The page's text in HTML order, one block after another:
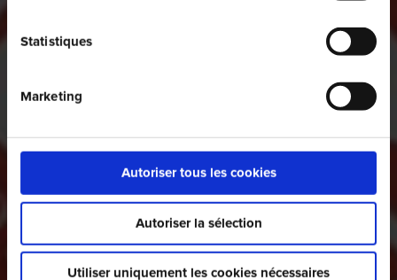
Statistiques
Marketing
Autoriser tous les cookies
Autoriser la sélection
Utiliser uniquement les cookies nécessaires